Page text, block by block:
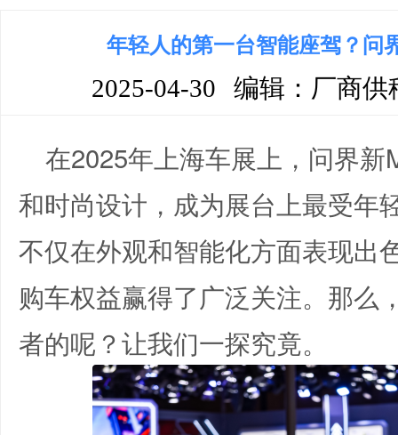
年轻人的第一台智能座驾？问
2025-04-30 编辑：厂商供
在2025年上海车展上，问界
和时尚设计，成为展台上最受年
不仅在外观和智能化方面表现出
购车权益赢得了广泛关注。那么
者的呢？让我们一探究竟。